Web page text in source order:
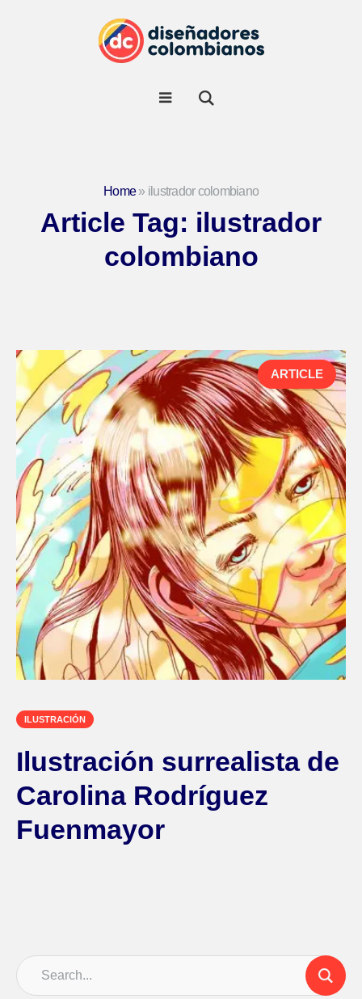
Home» ilustrador colombiano
Article Tag: ilustrador
colombiano
ARTICLE
ILUSTRACIÓN
Ilustración surrealista de
Carolina Rodríguez
Fuenmayor